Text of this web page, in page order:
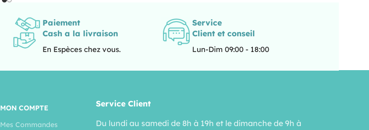
Paiement
Cash a la livraison
En Espèces chez vous.
Service
Client et conseil
Lun-Dim 09:00 - 18:00
MON COMPTE
Mes Commandes
Service Client
Du lundi au samedi de 8h à 19h et le dimanche de 9h à